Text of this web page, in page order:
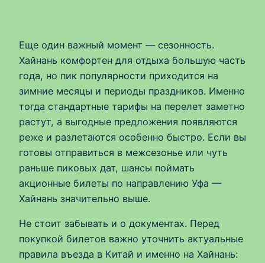
Еще один важный момент — сезонность.
Хайнань комфортен для отдыха большую часть
года, но пик популярности приходится на
зимние месяцы и периоды праздников. Именно
тогда стандартные тарифы на перелет заметно
растут, а выгодные предложения появляются
реже и разлетаются особенно быстро. Если вы
готовы отправиться в межсезонье или чуть
раньше пиковых дат, шансы поймать
акционные билеты по направлению Уфа —
Хайнань значительно выше.
Не стоит забывать и о документах. Перед
покупкой билетов важно уточнить актуальные
правила въезда в Китай и именно на Хайнань: